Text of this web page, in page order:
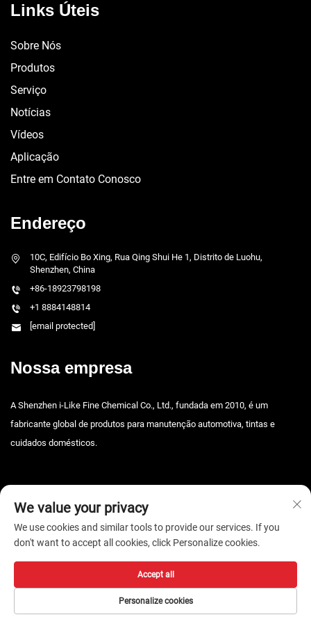
Links Úteis
Sobre Nós
Produtos
Serviço
Notícias
Vídeos
Aplicação
Entre em Contato Conosco
Endereço
10C, Edifício Bo Xing, Rua Qing Shui He 1, Distrito de Luohu,
Shenzhen, China
+86-18923798198
+1 8884148814
[email protected]
Nossa empresa
A Shenzhen i-Like Fine Chemical Co., Ltd., fundada em 2010, é um
fabricante global de produtos para manutenção automotiva, tintas e
cuidados domésticos.
Copyright © 2026 Shenzhen i-Like Fine Chemical Co., Ltd. Todos os
We value your privacy
We use cookies and similar tools to provide our services. If you
don't want to accept all cookies, click Personalize cookies.
Personalize cookies
Accept all